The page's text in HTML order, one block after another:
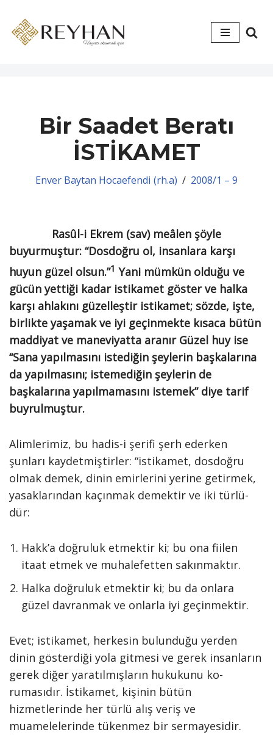
İçeriğe
Bir Saadet Beratı
İSTİKAMET
Enver Baytan Hocaefendi (rh.a) 2008/1 – 9
Rasûl-i Ekrem (sav) meâlen şöy­le
buyurmuştur: “Dosdoğru ol, insanlara karşı
huyun güzel ol­sun.”1 Yani mümkün olduğu ve
gücün yettiği kadar istikamet göster ve halka
karşı ahlakını güzelleştir istikamet; söz­de, işte,
birlikte yaşamak ve iyi geçin­mekte kısaca bütün
maddiyat ve ma­neviyatta aranır Güzel huy ise
‘‘Sana yapılmasını istediğin şeylerin başkaları­na
da yapılmasını; istemediğin şeylerin de
başkalarına yapılmamasını istemek” diye tarif
buyrulmuştur.
Alimlerimiz, bu hadis-i şerifi şerh ederken
şunları kaydetmiştirler: “isti­kamet, dosdoğru
olmak demek, dinin emirlerini yerine getirmek,
yasaklarından kaçınmak demektir ve iki türlü­
dür:
Hakk’a doğruluk etmektir ki; bu ona fiilen
itaat etmek ve muha­lefetten sakınmaktır.
Halka doğruluk etmektir ki; bu da onlara
güzel davranmak ve onlarla iyi geçinmektir.
Evet; istikamet, herkesin bulun­duğu yerden
dinin gösterdiği yola gitmesi ve gerek insanların
gerek diğer yaratılmışların hukukunu ko­
rumasıdır. İstikamet, kişinin bütün
hizmetlerinde her türlü alış veriş ve
muamelelerinde tükenmez bir ser­mayesidir.